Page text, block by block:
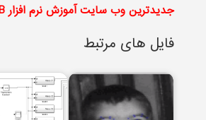
جدیدترین وب سایت آموزش نرم افزار MATLAB
فایل های مرتبط